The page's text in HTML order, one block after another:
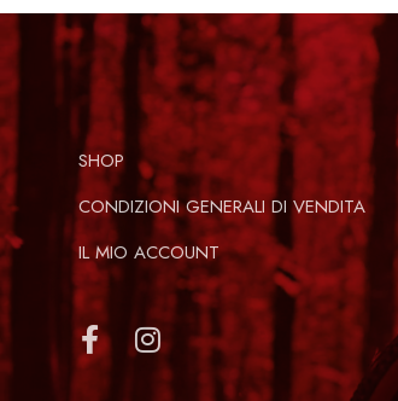
and above all of excellent quality
SHOP
CONDIZIONI GENERALI DI VENDITA
IL MIO ACCOUNT